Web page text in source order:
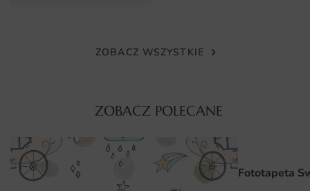
Nasze fototapety są odporne na działanie wilgoci, co czyni
dla środowiska, co podkreśla naszą troskę o planetę.
Wymiary na miarę i łatwy montaż
Fototapeta Obraz Szary Słoń dostępna jest w różnych
wymiarach, dzięki czemu można ją dostosować do
ZOBACZ WSZYSTKIE
ZOBACZ POLECANE
Fototapeta